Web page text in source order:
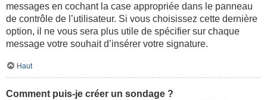
messages en cochant la case appropriée dans le panneau
de contrôle de l’utilisateur. Si vous choisissez cette dernière
option, il ne vous sera plus utile de spécifier sur chaque
message votre souhait d’insérer votre signature.
Haut
Comment puis-je créer un sondage ?